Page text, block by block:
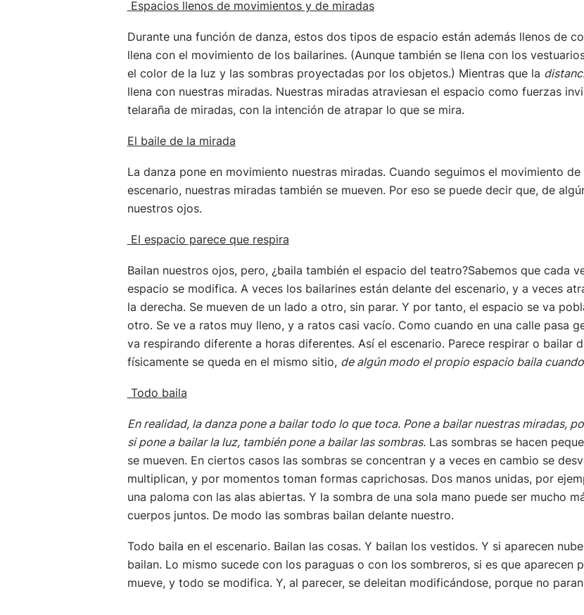
Espacios llenos de movimientos y de miradas
Durante una función de danza, estos dos tipos de espacio están además llenos de
llena con el movimiento de los bailarines. (Aunque también se llena con los
el color de la luz y las sombras proyectadas por los objetos.) Mientras que la
llena con nuestras miradas. Nuestras miradas atraviesan el espacio como fuerzas
telaraña de miradas, con la intención de atrapar lo que se mira.
El baile de la mirada
La danza pone en movimiento nuestras miradas. Cuando seguimos el movimiento
escenario, nuestras miradas también se mueven. Por eso se puede decir que, de
nuestros ojos.
El espacio parece que respira
Bailan nuestros ojos, pero, ¿baila también el espacio del teatro?Sabemos que cada
espacio se modifica. A veces los bailarines están delante del escenario, y a veces
la derecha. Se mueven de un lado a otro, sin parar. Y por tanto, el espacio se va
otro. Se ve a ratos muy lleno, y a ratos casi vacío. Como cuando en una calle pasa
va respirando diferente a horas diferentes. Así el escenario. Parece respirar o bailar
físicamente se queda en el mismo sitio, de algún modo el propio espacio baila
Todo baila
En realidad, la danza pone a bailar todo lo que toca. Pone a bailar nuestras miradas,
si pone a bailar la luz, también pone a bailar las sombras.Las sombras se hacen
se mueven. En ciertos casos las sombras se concentran y a veces en cambio se
multiplican, y por momentos toman formas caprichosas. Dos manos unidas, por
una paloma con las alas abiertas. Y la sombra de una sola mano puede ser mucho
cuerpos juntos. De modo las sombras bailan delante nuestro.
Todo baila en el escenario. Bailan las cosas. Y bailan los vestidos. Y si aparecen
bailan. Lo mismo sucede con los paraguas o con los sombreros, si es que aparecen
mueve, y todo se modifica. Y, al parecer, se deleitan modificándose, porque no